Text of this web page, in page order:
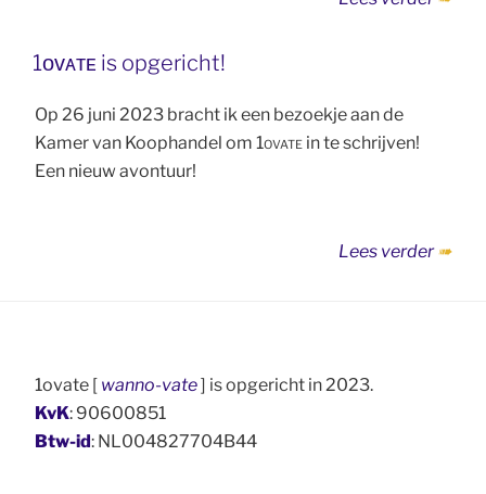
1ᴏᴠᴀᴛᴇ is opgericht!
Op 26 juni 2023 bracht ik een bezoekje aan de
Kamer van Koophandel om 1ovate in te schrijven!
Een nieuw avontuur!
Lees verder
1ovate [ wanno-vate] is opgericht in 2023.
KvK: 90600851
Btw-id: NL004827704B44